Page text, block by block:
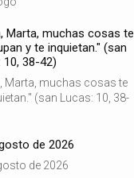
Marta, muchas cosas te
y te inquietan." (san
10, 38-42)
Marta, muchas cosas te
(san Lucas: 10, 38-
de 2026
de 2026